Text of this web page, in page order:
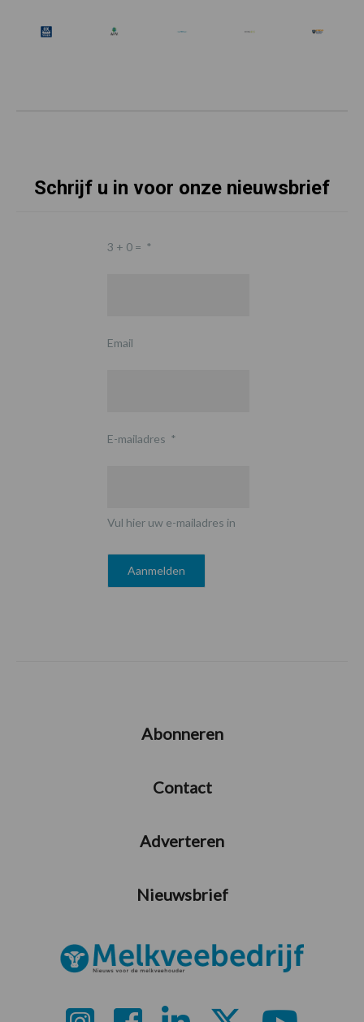
Schrijf u in voor onze nieuwsbrief
3 + 0 = *
Email
E-mailadres *
Vul hier uw e-mailadres in
Abonneren
Contact
Adverteren
Nieuwsbrief